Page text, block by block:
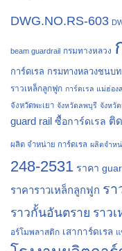
DWG.NO.RS-603
beam guardrail กรมทางหลวง
การ์ดเรล กรมทางหลวงชนบท
ราวเหล็กลูกฟูก การ์ดเรล แม่ฮ่อง
จังหวัดพะเยา จังหวัดลพบุรี จังหวัด
guard rail ซื้อการ์ดเรล ติ
ผลิต จำหน่าย การ์ดเรล ผลิตจำหน่
248-2531 ราคา
ราคาราวเหล็กลูกฟูก ร
ราวกั้นอันตราย ราว
อร์โมพลาสติก เสาการ์ดเรล